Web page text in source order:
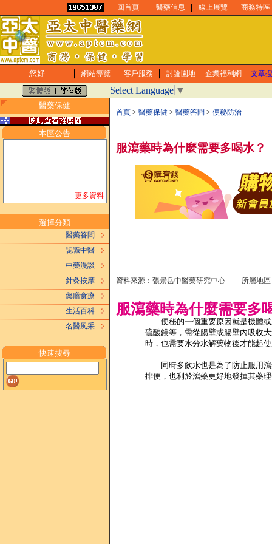
回首頁 醫藥信息 線上展覽 商務特區
您好 網站導覽 客戶服務 討論園地 企業福利網 文章
Select Language ▼
醫藥保健
本區公告
更多資料
選擇分類
醫藥答問
認識中醫
中藥漫談
針灸按摩
藥膳食療
生活百科
名醫風采
快速搜尋
首頁 > 醫藥保健 > 醫藥答問 > 便秘防治
服瀉藥時為什麼需要多喝水？
資料來源：張景岳中醫藥研究中心 所屬地區
服瀉藥時為什麼需要多
便秘的一個重要原因就是機體或
硫酸鎂等，需從腸壁或腸壁內吸收
時，也需要水分水解藥物後才能起
同時多飲水也是為了防止服用瀉
排便，也利於瀉藥更好地發揮其藥